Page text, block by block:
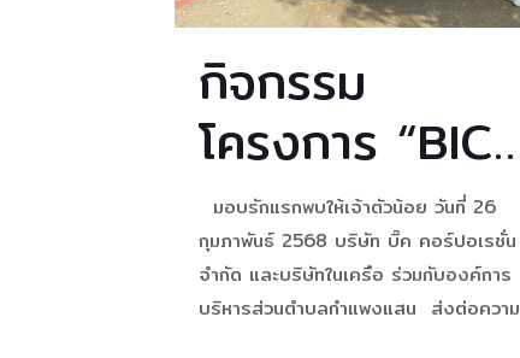
กิจกรรม
โครงการ “BIC
BOX FOR BABY
”
มอบรักแรกพบให้เจ้าตัวน้อย วันที่ 26
กุมภาพันธ์ 2568 บริษัท บิ๊ค คอร์ปอเรชั่น
จำกัด และบริษัทในเครือ ร่วมกับองค์การ
บริหารส่วนตำบลกำแพงแสน ส่งต่อความ